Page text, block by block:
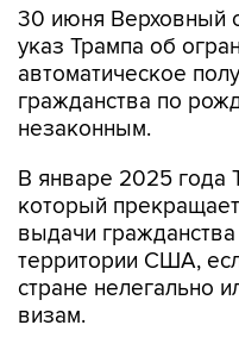
30 июня Верховный
указ Трампа об
автоматическое
гражданства по
незаконным.
В январе 2025 года
который
выдачи
территории США,
стране нелегально
визам.